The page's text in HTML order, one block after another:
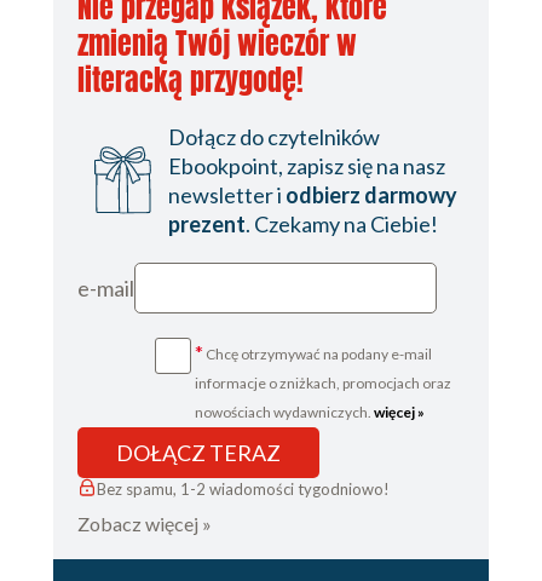
2016
2016
Dwa tygodnie później
przypisy końcowe
zmienią Twój wieczór w
literacką przygodę!
Dołącz do czytelników
Ebookpoint, zapisz się na nasz
newsletter i odbierz darmowy
prezent. Czekamy na Ciebie!
e-mail
* Chcę otrzymywać na podany e-mail
informacje o zniżkach, promocjach oraz
nowościach wydawniczych. więcej »
DOŁĄCZ TERAZ
Bez spamu, 1-2 wiadomości tygodniowo!
Zobacz więcej »